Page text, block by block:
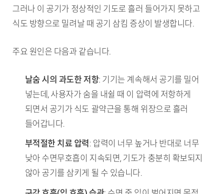
그러나 이 공기가 정상적인 기도로 흘러 들어가지 못하고
식도 방향으로 밀려날 때 공기 삼킴 증상이 발생합니다.
주요 원인은 다음과 같습니다.
날숨 시의 과도한 저항: 기기는 계속해서 공기를 밀어
넣는데, 사용자가 숨을 내쉴 때 이 압력에 저항하게
되면서 공기가 식도 괄약근을 통해 위장으로 흘러
들어갑니다.
부적절한 치료 압력: 압력이 너무 높거나 반대로 너무
낮아 수면무호흡이 지속되면, 기도가 충분히 확보되지
않아 공기를 삼키게 될 수 있습니다.